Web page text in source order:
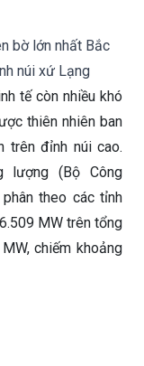
bờ lớn nhất Bắc
núi xứ Lạng
tế còn nhiều khó
thiên nhiên ban
trên đỉnh núi cao.
lượng (Bộ Công
theo các tỉnh
MW trên tổng
chiếm khoảng